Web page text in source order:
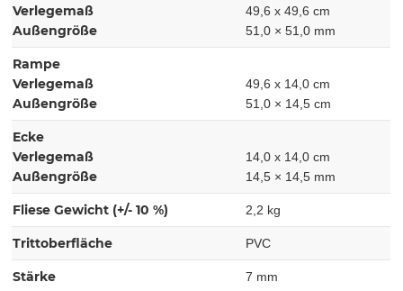
Verlegemaß
Außengröße
49,6 x 49,6 cm
51,0 × 51,0 mm
Rampe
Verlegemaß
Außengröße
49,6 x 14,0 cm
51,0 × 14,5 cm
Ecke
Verlegemaß
Außengröße
14,0 x 14,0 cm
14,5 × 14,5 mm
Fliese Gewicht (+/- 10 %) 2,2 kg
Trittoberfläche PVC
Stärke 7 mm